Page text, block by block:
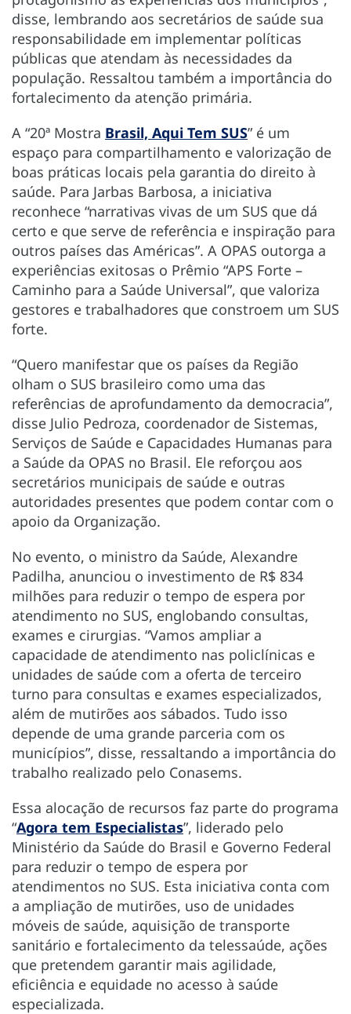
disse, lembrando aos secretários de saúde sua
responsabilidade em implementar políticas
públicas que atendam às necessidades da
população. Ressaltou também a importância do
fortalecimento da atenção primária.
A “20ª Mostra Brasil, Aqui Tem SUS” é um
espaço para compartilhamento e valorização de
boas práticas locais pela garantia do direito à
saúde. Para Jarbas Barbosa, a iniciativa
reconhece “narrativas vivas de um SUS que dá
certo e que serve de referência e inspiração para
outros países das Américas”. A OPAS outorga a
experiências exitosas o Prêmio “APS Forte –
Caminho para a Saúde Universal”, que valoriza
gestores e trabalhadores que constroem um SUS
forte.
“Quero manifestar que os países da Região
olham o SUS brasileiro como uma das
referências de aprofundamento da democracia”,
disse Julio Pedroza, coordenador de Sistemas,
Serviços de Saúde e Capacidades Humanas para
a Saúde da OPAS no Brasil. Ele reforçou aos
secretários municipais de saúde e outras
autoridades presentes que podem contar com o
apoio da Organização.
No evento, o ministro da Saúde, Alexandre
Padilha, anunciou o investimento de R$ 834
milhões para reduzir o tempo de espera por
atendimento no SUS, englobando consultas,
exames e cirurgias. “Vamos ampliar a
capacidade de atendimento nas policlínicas e
unidades de saúde com a oferta de terceiro
turno para consultas e exames especializados,
além de mutirões aos sábados. Tudo isso
depende de uma grande parceria com os
municípios”, disse, ressaltando a importância do
trabalho realizado pelo Conasems.
Essa alocação de recursos faz parte do programa
“Agora tem Especialistas”, liderado pelo
Ministério da Saúde do Brasil e Governo Federal
para reduzir o tempo de espera por
atendimentos no SUS. Esta iniciativa conta com
a ampliação de mutirões, uso de unidades
móveis de saúde, aquisição de transporte
sanitário e fortalecimento da telessaúde, ações
que pretendem garantir mais agilidade,
eficiência e equidade no acesso à saúde
especializada.